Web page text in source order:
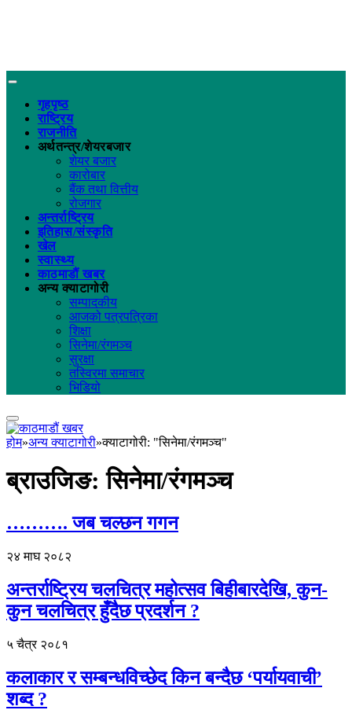
गृहपृष्ठ
राष्ट्रिय
राजनीति
अर्थतन्त्र/शेयरबजार
शेयर बजार
कारोबार
बैंक तथा वित्तीय
रोजगार
अन्तर्राष्ट्रिय
इतिहास/संस्कृति
खेल
स्वास्थ्य
काठमाडौं खबर
अन्य क्याटागोरी
सम्पादकीय
आजको पत्रपत्रिका
शिक्षा
सिनेमा/रंगमञ्च
सुरक्षा
तस्विरमा समाचार
भिडियो
होम»अन्य क्याटागोरी»क्याटागोरी: "सिनेमा/रंगमञ्च"
ब्राउजिङ:सिनेमा/रंगमञ्च
………. जब चल्छन गगन
२४ माघ २०८२
अन्तर्राष्ट्रिय चलचित्र महोत्सव बिहीबारदेखि, कुन-
कुन चलचित्र हुँदैछ प्रदर्शन ?
५ चैत्र २०८१
कलाकार र सम्बन्धविच्छेद किन बन्दैछ ‘पर्यायवाची’
शब्द ?